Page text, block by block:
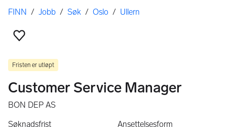
Her er du
FINN / Jobb / Søk / Oslo / Ullern
Fristen er utløpt
Customer Service Manager
BON DEP AS
Søknadsfrist
Ansettelsesform